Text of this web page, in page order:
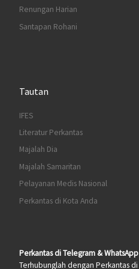
Renungan Harian
Santapan Rohani
Tautan
IFES
Literatur Perkantas
Majalah Dia
Majalah Samaritan
Pelayanan Medis Nasional
Perkantas di Kota Anda
Perkantas di Telegram & WhatsApp
Terhubunglah dengan Perkantas di